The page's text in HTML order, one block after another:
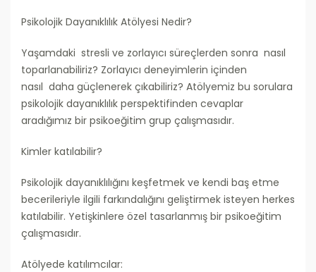
Psikolojik Dayanıklılık Atölyesi Nedir?
Yaşamdaki stresli ve zorlayıcı süreçlerden sonra nasıl
toparlanabiliriz? Zorlayıcı deneyimlerin içinden
nasıl daha güçlenerek çıkabiliriz? Atölyemiz bu sorulara
psikolojik dayanıklılık perspektifinden cevaplar
aradığımız bir psikoeğitim grup çalışmasıdır.
Kimler katılabilir?
Psikolojik dayanıklılığını keşfetmek ve kendi baş etme
becerileriyle ilgili farkındalığını geliştirmek isteyen herkes
katılabilir. Yetişkinlere özel tasarlanmış bir psikoeğitim
çalışmasıdır.
Atölyede katılımcılar: